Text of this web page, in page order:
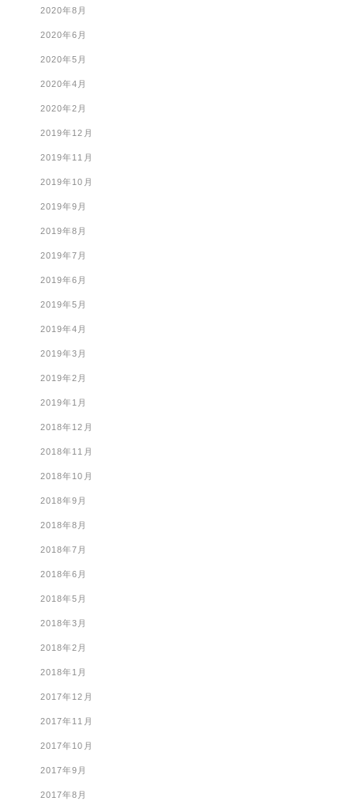
2020年8月
2020年6月
2020年5月
2020年4月
2020年2月
2019年12月
2019年11月
2019年10月
2019年9月
2019年8月
2019年7月
2019年6月
2019年5月
2019年4月
2019年3月
2019年2月
2019年1月
2018年12月
2018年11月
2018年10月
2018年9月
2018年8月
2018年7月
2018年6月
2018年5月
2018年3月
2018年2月
2018年1月
2017年12月
2017年11月
2017年10月
2017年9月
2017年8月